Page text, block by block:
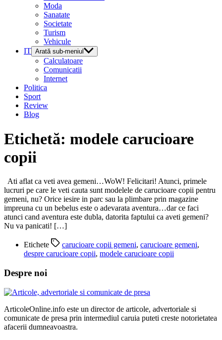
Moda
Sanatate
Societate
Turism
Vehicule
IT Arată sub-meniul
Calculatoare
Comunicatii
Internet
Politica
Sport
Review
Blog
Etichetă: modele carucioare
copii
Ati aflat ca veti avea gemeni…WoW! Felicitari! Atunci, primele
lucruri pe care le veti cauta sunt modelele de carucioare copii pentru
gemeni, nu? Orice iesire in parc sau la plimbare prin magazine
impreuna cu un bebelus este o adevarata aventura…dar ce faci
atunci cand aventura este dubla, datorita faptului ca aveti gemeni?
Nu va panicati! […]
Etichete carucioare copii gemeni, carucioare gemeni,
despre carucioare copii, modele carucioare copii
Despre noi
ArticoleOnline.info este un director de articole, advertoriale si
comunicate de presa prin intermediul caruia puteti creste notorietatea
afacerii dumneavoastra.